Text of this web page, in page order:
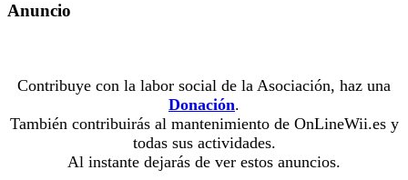
Anuncio
Contribuye con la labor social de la Asociación, haz una
Donación.
También contribuirás al mantenimiento de OnLineWii.es y
todas sus actividades.
Al instante dejarás de ver estos anuncios.